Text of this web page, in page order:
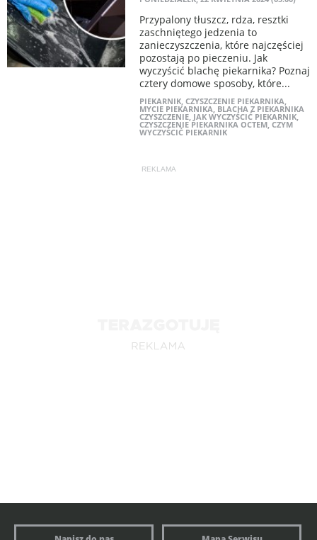
Przypalony tłuszcz, rdza, resztki
zaschniętego jedzenia to
zanieczyszczenia, które najczęściej
pozostają po pieczeniu. Jak
wyczyścić blachę piekarnika? Poznaj
cztery domowe sposoby, które...
PIEKARNIK, CZYSZCZENIE PIEKARNIKA,
MYCIE PIEKARNIKA, BLACHA Z PIEKARNIKA
CZYSZCZENIE, JAK WYCZYŚCIĆ PIEKARNIK,
CZYSZCZENIE PIEKARNIKA OCTEM, CZYM
WYCZYŚCIĆ PIEKARNIK
REKLAMA